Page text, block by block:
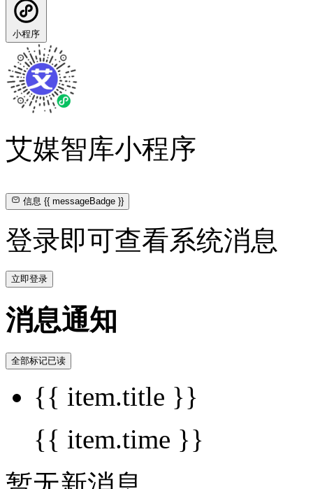
小程序
艾媒智库小程序
信息{{ messageBadge }}
登录即可查看系统消息
立即登录
消息通知
全部标记已读
{{ item.title }}
{{ item.time }}